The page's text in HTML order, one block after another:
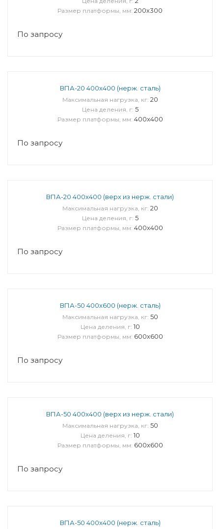
Размер платформы, мм: 200х300
По запросу
ВПА-20 400х400 (нерж. сталь)
Максимальная нагрузка, кг: 20
Цена деления, г: 5
Размер платформы, мм: 400x400
По запросу
ВПА-20 400х400 (верх из нерж. стали)
Максимальная нагрузка, кг: 20
Цена деления, г: 5
Размер платформы, мм: 400x400
По запросу
ВПА-50 400x600 (нерж. сталь)
Максимальная нагрузка, кг: 50
Цена деления, г: 10
Размер платформы, мм: 600x600
По запросу
ВПА-50 400x400 (верх из нерж. стали)
Максимальная нагрузка, кг: 50
Цена деления, г: 10
Размер платформы, мм: 600x600
По запросу
ВПА-50 400x400 (нерж. сталь)